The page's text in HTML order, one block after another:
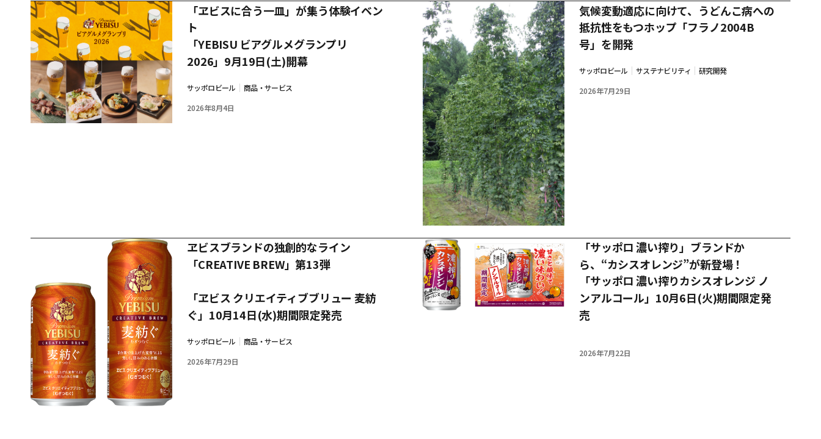
「ヱビスに合う一皿」が集う体験イベン
ト
「YEBISU ビアグルメグランプリ
2026」9月19日(土)開幕
サッポロビール
商品・サービス
2026年8月4日
気候変動適応に向けて、うどんこ病への
抵抗性をもつホップ「フラノ2004B
号」を開発
サッポロビール サステナビリティ
研究開発
2026年7月29日
ヱビスブランドの独創的なライン
「CREATIVE BREW」第13弾
「ヱビス クリエイティブブリュー 麦紡
ぐ」10月14日(水)期間限定発売
サッポロビール
商品・サービス
2026年7月29日
「サッポロ 濃い搾り」ブランドか
ら、“カシスオレンジ”が新登場！
「サッポロ 濃い搾りカシスオレンジ ノ
ンアルコール」10月6日(火)期間限定発
売
2026年7月22日